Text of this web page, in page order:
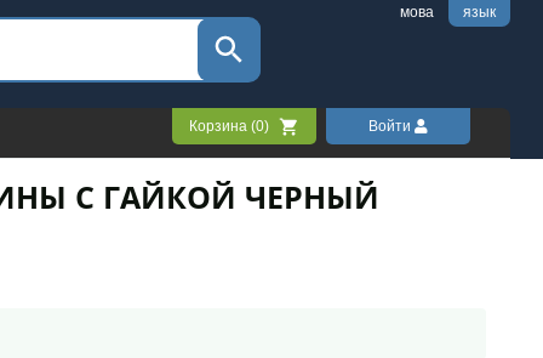
мова язык
Корзина (0) Войти
С ГАЙКОЙ ЧЕРНЫЙ